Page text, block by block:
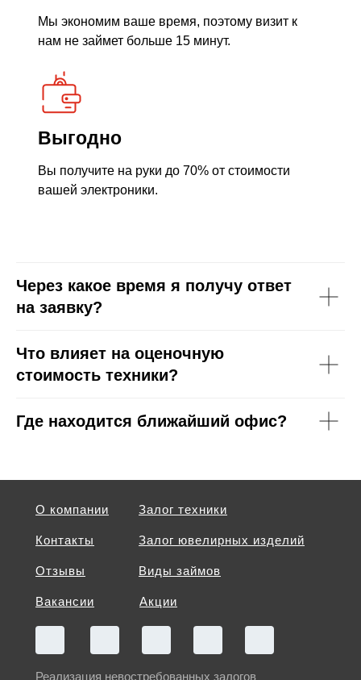
Выгодно
Мы экономим ваше время, поэтому визит к
нам не займет больше 15 минут.
Вы получите на руки до 70% от стоимости
вашей электроники.
Через какое время я получу ответ
на заявку?
Что влияет на оценочную
стоимость техники?
Где находится ближайший офис?
Залог техники
Залог ювелирных изделий
Виды займов
О компании
Контакты
Акции
Вакансии
Отзывы
Реализация невостребованных залогов